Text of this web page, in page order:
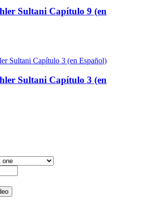
Sultani Capítulo 9 (en
Sultani Capítulo 3 (en